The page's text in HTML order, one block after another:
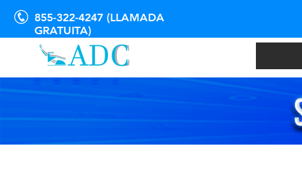
855-322-4247 (LLAMADA
GRATUITA)